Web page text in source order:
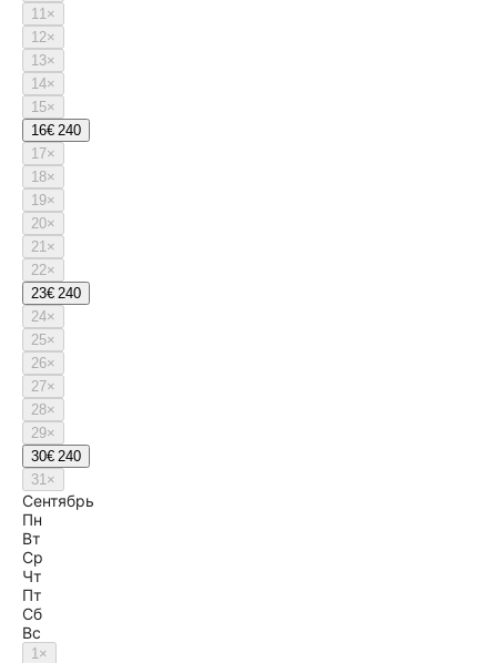
11×
12×
13×
14×
15×
16€ 240
17×
18×
19×
20×
21×
22×
23€ 240
24×
25×
26×
27×
28×
29×
30€ 240
31×
Сентябрь
Пн
Вт
Ср
Чт
Пт
Сб
Вс
1×